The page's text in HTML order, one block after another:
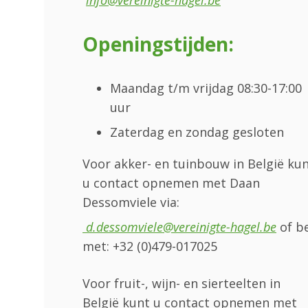
Openingstijden:
Maandag t/m vrijdag 08:30-17:00
uur
Zaterdag en zondag gesloten
Voor akker- en tuinbouw in België
u contact opnemen met Daan
Dessomviele via:
d.dessomviele@vereinigte-hagel.be of
met: +32 (0)479-017025
Voor fruit-, wijn- en sierteelten in
België kunt u contact opnemen met